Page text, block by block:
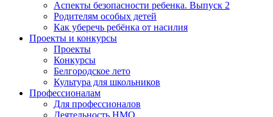
Аспекты безопасности ребенка. Выпуск 2
Родителям особых детей
Как уберечь ребёнка от насилия
Проекты и конкурсы
Проекты
Конкурсы
Белгородское лето
Культура для школьников
Профессионалам
Для профессионалов
Деятельность НМО